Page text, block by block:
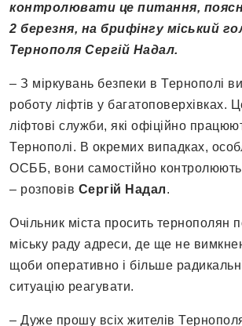
контролювати це питання,
2 березня, на брифінгу міський
Тернополя Сергій Надал.
– З міркувань безпеки в Тернополі
роботу ліфтів у багатоповерхівках.
ліфтові служби, які офіційно
Тернополі. В окремих випадках,
ОСББ, вони самостійно
– розповів Сергій Надал.
Очільник міста просить тернополян
міську раду адреси, де ще не
щоби оперативно і більше
ситуацію реагувати.
– Дуже прошу всіх жителів